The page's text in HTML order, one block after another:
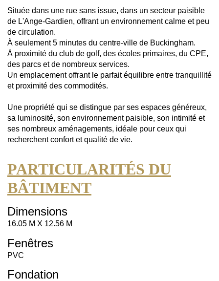
Située dans une rue sans issue, dans un secteur paisible
de L'Ange-Gardien, offrant un environnement calme et peu
de circulation.
À seulement 5 minutes du centre-ville de Buckingham.
À proximité du club de golf, des écoles primaires, du CPE,
des parcs et de nombreux services.
Un emplacement offrant le parfait équilibre entre tranquillité
et proximité des commodités.
Une propriété qui se distingue par ses espaces généreux,
sa luminosité, son environnement paisible, son intimité et
ses nombreux aménagements, idéale pour ceux qui
recherchent confort et qualité de vie.
PARTICULARITÉS DU
BÂTIMENT
Dimensions
16.05 M X 12.56 M
Fenêtres
PVC
Fondation